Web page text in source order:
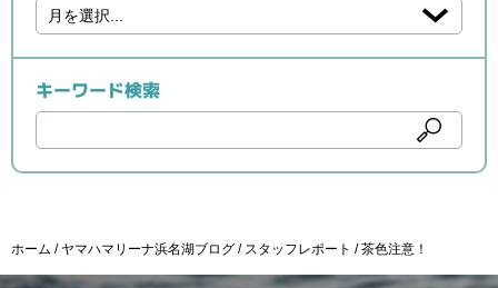
キーワード検索
ホーム ヤマハマリーナ浜名湖ブログ スタッフレポート 茶色注意！